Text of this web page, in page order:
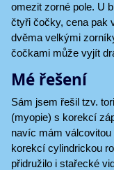
omezit zorné pole. U
čtyři čočky, cena pak
dvěma velkými
čočkami může vyjít
Mé řešení
Sám jsem řešil tzv.
(myopie) s korekcí
navíc mám
korekcí cylindrickou
přidružilo i stařecké